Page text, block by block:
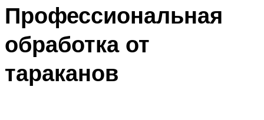
Профессиональная
обработка от
тараканов